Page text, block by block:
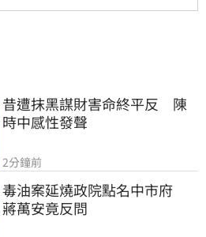
昔遭抹黑謀財害命終平反　陳
時中感性發聲
2分鐘前
毒油案延燒政院點名中市府
蔣萬安竟反問